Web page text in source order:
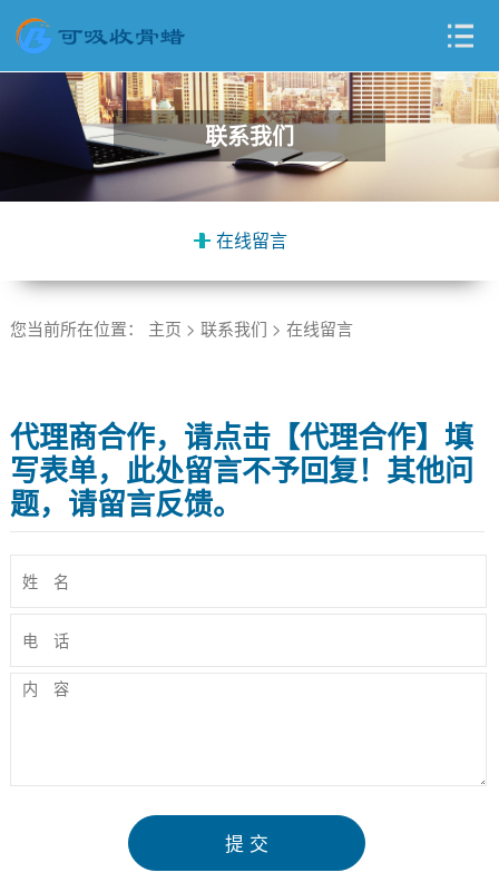
联系我们
在线留言
您当前所在位置： 主页 > 联系我们 > 在线留言
代理商合作，请点击【代理合作】填
写表单，此处留言不予回复！其他问
题，请留言反馈。